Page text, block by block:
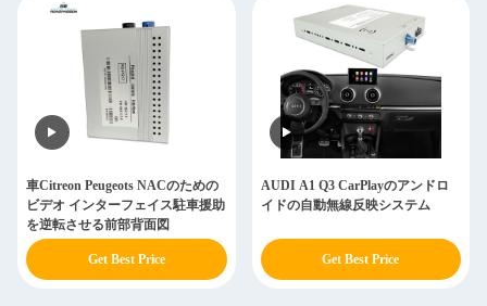
車Citreon Peugeots NACのための
ビデオ インターフェイス駐車援助
を逆転させる前部背面図
Get Best Price
AUDI A1 Q3 CarPlayのアンドロ
イドの自動無線反映システム
Get Best Price